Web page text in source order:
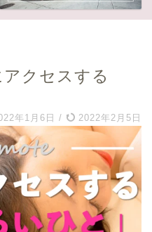
クセスする
年1月6日 / 2022年2月5日